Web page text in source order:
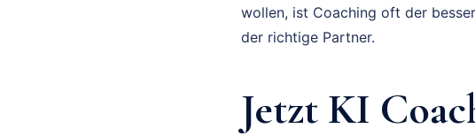
wollen, ist Coaching oft der
der richtige Partner.
Jetzt KI